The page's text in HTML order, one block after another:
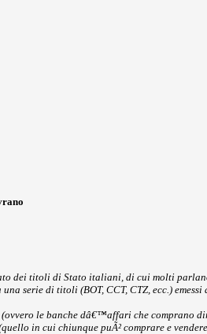
dei titoli di Stato italiani, di cui molti
serie di titoli (BOT, CCT, CTZ, ecc.)
le banche dâ€™affari che comprano
in cui chiunque puÃ² comprare e